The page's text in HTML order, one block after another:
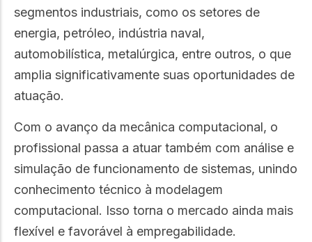
segmentos industriais, como os setores de
energia, petróleo, indústria naval,
automobilística, metalúrgica, entre outros, o que
amplia significativamente suas oportunidades de
atuação.
Com o avanço da mecânica computacional, o
profissional passa a atuar também com análise e
simulação de funcionamento de sistemas, unindo
conhecimento técnico à modelagem
computacional. Isso torna o mercado ainda mais
flexível e favorável à empregabilidade.